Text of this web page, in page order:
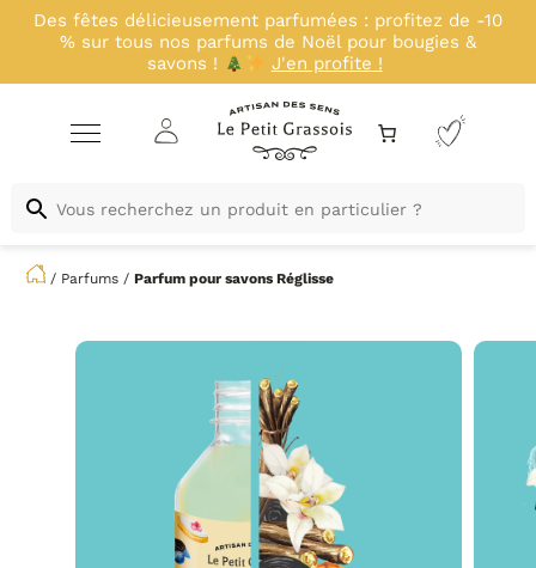
Profitez d'un déstockage exclusif avant nos
nouveautés : -20% sur une sélection de kits jusqu'au
23 août inclus ! J'en profite !
/ Parfums /Parfum pour savonsRéglisse